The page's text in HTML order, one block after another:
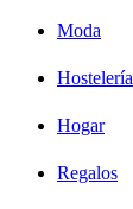
Moda
Hostelería
Hogar
Regalos